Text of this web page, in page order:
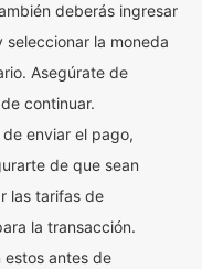
deberás ingresar
la moneda
Asegúrate de
continuar.
de enviar el pago,
de que sean
las tarifas de
la transacción.
estos antes de